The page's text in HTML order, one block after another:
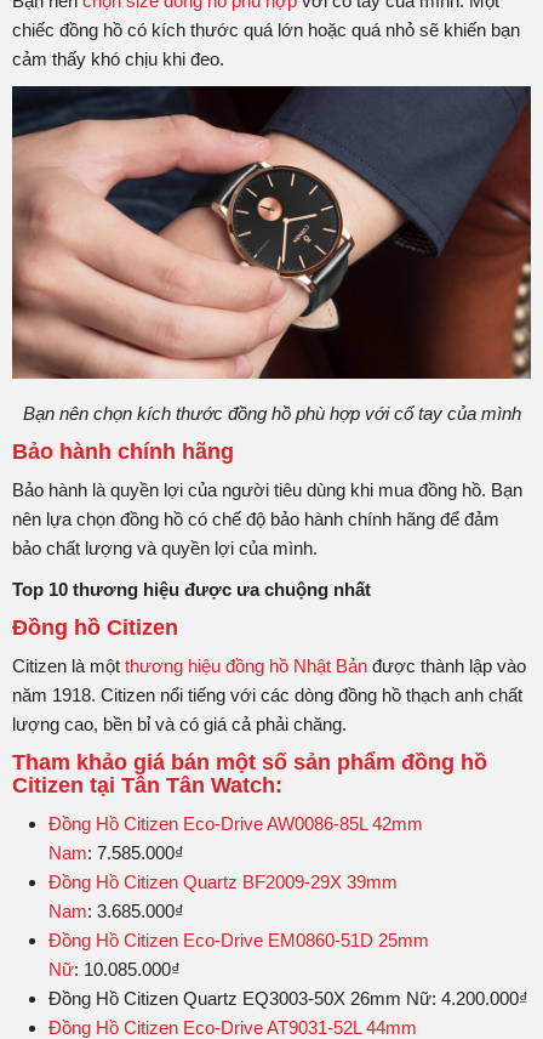
chiếc đồng hồ có kích thước quá lớn hoặc quá nhỏ sẽ khiến bạn
cảm thấy khó chịu khi đeo.
Bạn nên chọn kích thước đồng hồ phù hợp với cổ tay của mình
Bảo hành chính hãng
Bảo hành là quyền lợi của người tiêu dùng khi mua đồng hồ. Bạn
nên lựa chọn đồng hồ có chế độ bảo hành chính hãng để đảm
bảo chất lượng và quyền lợi của mình.
Top 10 thương hiệu được ưa chuộng nhất
Đồng hồ Citizen
Citizen là một thương hiệu đồng hồ Nhật Bản được thành lập vào
năm 1918. Citizen nổi tiếng với các dòng đồng hồ thạch anh chất
lượng cao, bền bỉ và có giá cả phải chăng.
Tham khảo giá bán một số sản phẩm đồng hồ
Citizen tại Tân Tân Watch:
Đồng Hồ Citizen Eco-Drive AW0086-85L 42mm
Nam: 7.585.000₫
Đồng Hồ Citizen Quartz BF2009-29X 39mm
Nam: 3.685.000₫
Đồng Hồ Citizen Eco-Drive EM0860-51D 25mm
Nữ: 10.085.000₫
Đồng Hồ Citizen Quartz EQ3003-50X 26mm Nữ: 4.200.000₫
Đồng Hồ Citizen Eco-Drive AT9031-52L 44mm